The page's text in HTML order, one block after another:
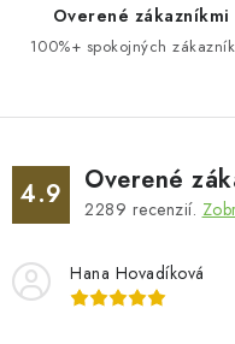
Overené zákazníkmi
100%+ spokojných
4.9 Overené
2289 recenzií.
Hana Hovadíková